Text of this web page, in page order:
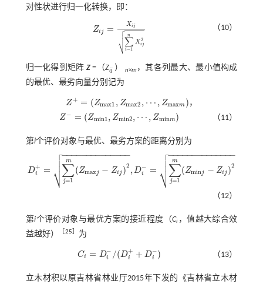
对性状进行归一化转换，即：
Zi j = Xij
∑
i=1
n
X 2
ij

⎷

Zij= Xij∑ i=1nXij2 （10）
归一化得到矩阵 Z=（Zij） n×m ，其各列最大、最小值构成
的最优、最劣向量分别记为
Z+ = (Zmax1 , Zmax2 , ⋯ , Zmaxm )
Z+ Zm ax1,Zm a x2,⋯,Z xm) ，
Z− = (Zmin1, Zmin2, ⋯ , Zminm)
Z- Zm n1,Zmin 2,⋯,Zm m ) （11）
第i个评价对象与最优、最劣方案的距离分别为
D+
i = ∑
j=1
m
(Zmaxj − Zi j )2
− −
−−−−−−−−−−−−

⎷

 , D−
i = ∑
j=1
m
(Zminj − Zi j )2
− −
−−−−−−−−−−−−

⎷


Di+ ∑j= 1 (Z maxj-Zij)2,D i-=∑ j= 1m(Z min - )2
（12）
第i个评价对象与最优方案的接近程度（Ci ，值越大综合效
益越好）
25 为
Ci = D−
i /( D+
i + D−
i )
Ci= Di- /(Di ++Di-) （13）
立木材积以原吉林省林业厅2015年下发的《吉林省立木材